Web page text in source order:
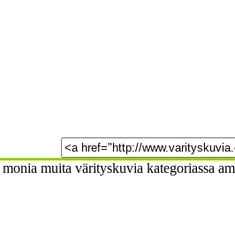
muita värityskuvia kategoriassa